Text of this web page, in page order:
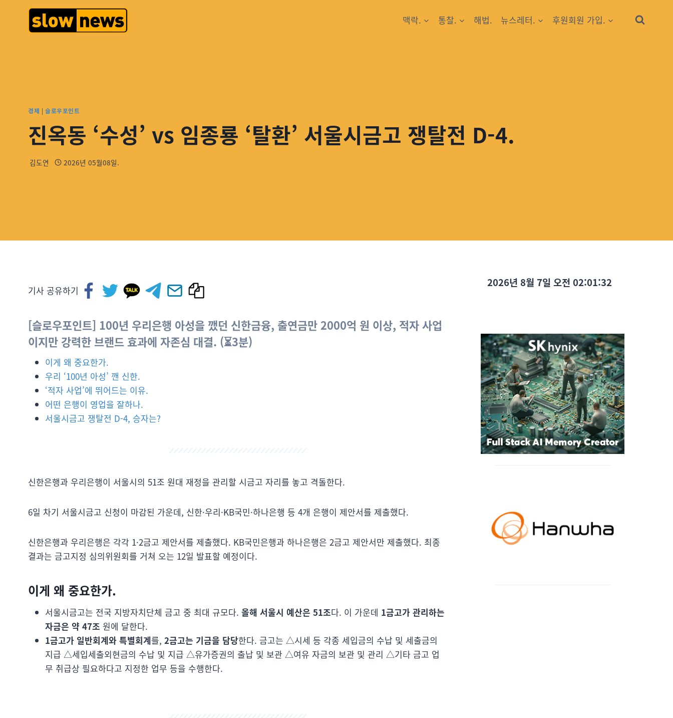
맥락. 통찰. 해법. 뉴스레터. 후원회원 가입.
경제 | 슬로우포인트
진옥동 ‘수성’ vs 임종룡 ‘탈환’ 서울시금고 쟁탈전 D-4.
김도연 2026년 05월08일.
기사 공유하기
[슬로우포인트] 100년 우리은행 아성을 깼던 신한금융, 출연금만 2000억 원 이상, 적자 사업
이지만 강력한 브랜드 효과에 자존심 대결. (⏳3분)
이게 왜 중요한가.
우리 ‘100년 아성’ 깬 신한.
‘적자 사업’에 뛰어드는 이유.
어떤 은행이 영업을 잘하나.
서울시금고 쟁탈전 D-4, 승자는?
신한은행과 우리은행이 서울시의 51조 원대 재정을 관리할 시금고 자리를 놓고 격돌한다.
6일 차기 서울시금고 신청이 마감된 가운데, 신한·우리·KB국민·하나은행 등 4개 은행이 제안서를 제출했다.
신한은행과 우리은행은 각각 1·2금고 제안서를 제출했다. KB국민은행과 하나은행은 2금고 제안서만 제출했다. 최종
결과는 금고지정 심의위원회를 거쳐 오는 12일 발표할 예정이다.
이게 왜 중요한가.
서울시금고는 전국 지방자치단체 금고 중 최대 규모다. 올해 서울시 예산은 51조다. 이 가운데 1금고가 관리하는
자금은 약 47조 원에 달한다.
1금고가 일반회계와 특별회계를, 2금고는 기금을 담당한다. 금고는 △시세 등 각종 세입금의 수납 및 세출금의
지급 △세입세출외현금의 수납 및 지급 △유가증권의 출납 및 보관 △여유 자금의 보관 및 관리 △기타 금고 업
무 취급상 필요하다고 지정한 업무 등을 수행한다.
2026년 8월 7일 오전 02:01:34